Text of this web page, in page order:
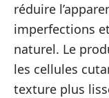
réduire
imperfections
naturel. Le
les cellules
texture plus